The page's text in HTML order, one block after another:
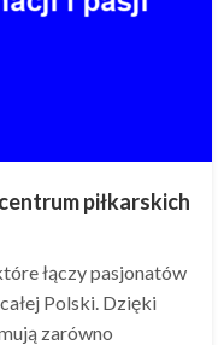
piłkarskich
łączy pasjonatów
Polski. Dzięki
zarówno